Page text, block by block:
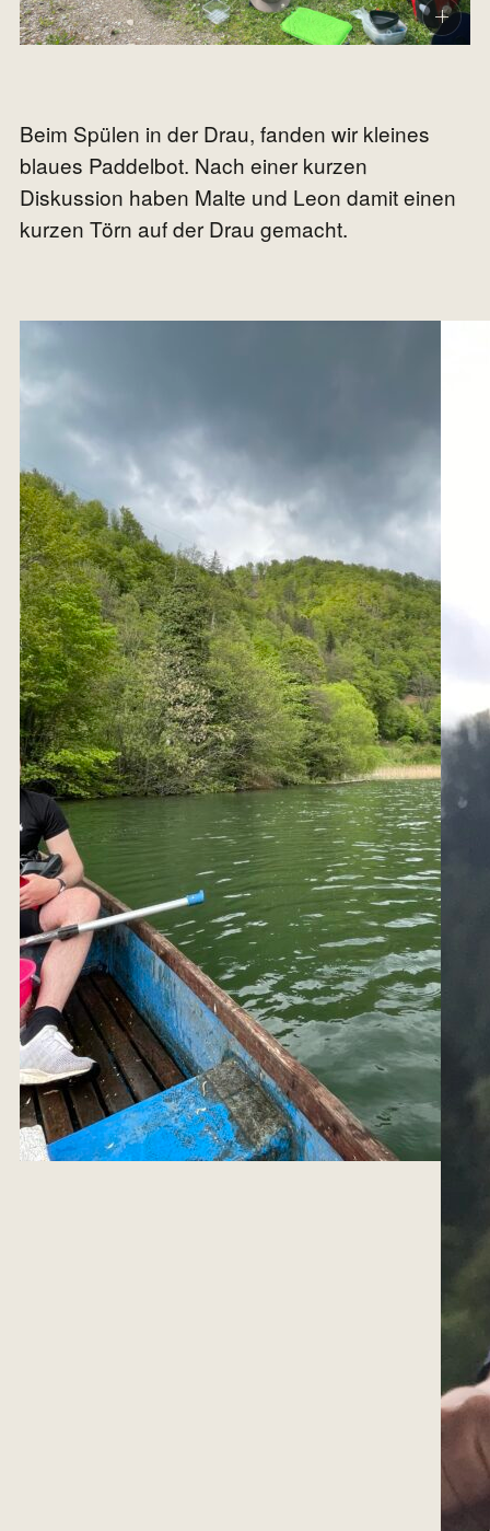
Beim Spülen in der Drau, fanden wir kleines
blaues Paddelbot. Nach einer kurzen
Diskussion haben Malte und Leon damit einen
kurzen Törn auf der Drau gemacht.